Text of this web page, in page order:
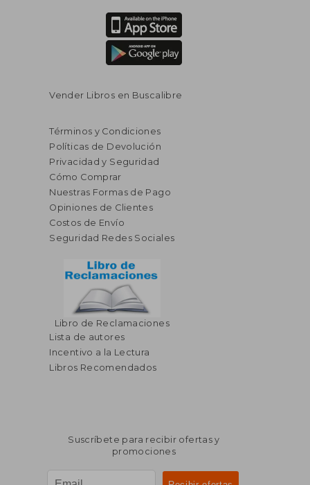
Vender Libros en Buscalibre
Términos y Condiciones
Políticas de Devolución
Privacidad y Seguridad
Cómo Comprar
Nuestras Formas de Pago
Opiniones de Clientes
Costos de Envío
Seguridad Redes Sociales
Libro de Reclamaciones
Lista de autores
Incentivo a la Lectura
Libros Recomendados
Suscríbete para recibir ofertas y
promociones